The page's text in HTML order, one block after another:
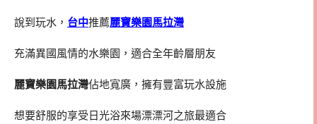
說到玩水， 台中推薦麗寶樂園馬拉灣
充滿異國風情的水樂園，適合全年齡層朋友
麗寶樂園馬拉灣佔地寬廣，擁有豐富玩水設施
想要舒服的享受日光浴來場漂漂河之旅最適合